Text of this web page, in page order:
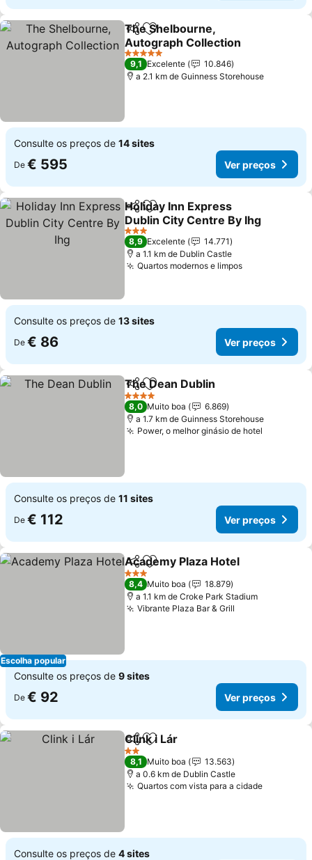
PartilharAdicionar aos favoritos
The Shelbourne,
Autograph Collection
Ver preços
5 Estrelas
9,1 Excelente
10.846
a 2.1 km de Guinness Storehouse
Consulte os preços de 14 sites
De € 595 Ver preços
PartilharAdicionar aos favoritos
Holiday Inn Express
Dublin City Centre By Ihg
Ver preços
3 Estrelas
8,9 Excelente
14.771
a 1.1 km de Dublin Castle
Quartos modernos e limposVer preços
Consulte os preços de 13 sites
De € 86 Ver preços
PartilharAdicionar aos favoritos
The Dean Dublin
4 Estrelas
8,0 Muito boa
6.869
a 1.7 km de Guinness Storehouse
Power, o melhor ginásio de hotel
Consulte os preços de 11 sites
De € 112 Ver preços
Escolha popular
PartilharAdicionar aos favoritos
Academy Plaza Hotel
3 Estrelas
8,4 Muito boa
18.879
a 1.1 km de Croke Park Stadium
Vibrante Plaza Bar & Grill
Consulte os preços de 9 sites
De € 92 Ver preços
PartilharAdicionar aos favoritos
Clink i Lár
2 Estrelas
8,1 Muito boa
13.563
a 0.6 km de Dublin Castle
Quartos com vista para a cidadeVer
Consulte os preços de 4 sites